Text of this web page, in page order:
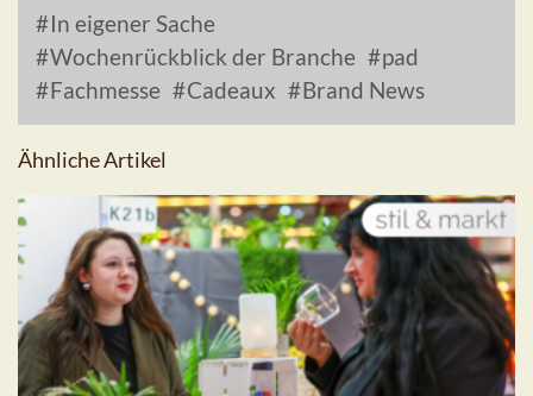
In eigener Sache
Wochenrückblick der Branche
pad
Fachmesse
Cadeaux Brand News
Ähnliche Artikel